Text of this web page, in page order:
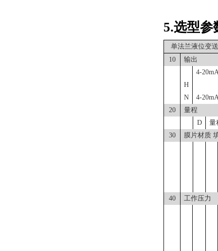
5.选型参
单法兰液位变
10
输出
H
4-
N
4-
20
量程
D
量
30
膜片材质
40 工作压力